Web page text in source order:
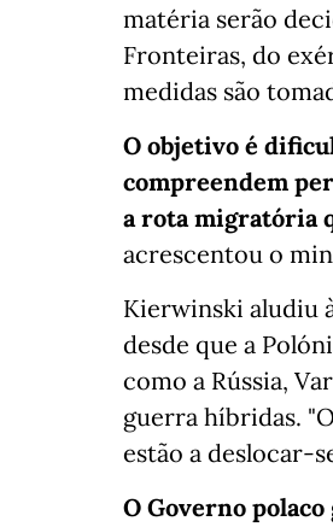
matéria serão
Fronteiras, do
medidas são
O objetivo é
compreendem
a rota migratória
acrescentou o
Kierwinski aludiu
desde que a
como a Rússia,
guerra híbridas.
estão a deslocar-
O Governo